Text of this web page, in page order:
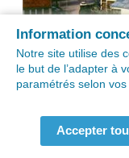
Information
Notre site utilise des
le but de l’adapter à
paramétrés selon vos
Accepter